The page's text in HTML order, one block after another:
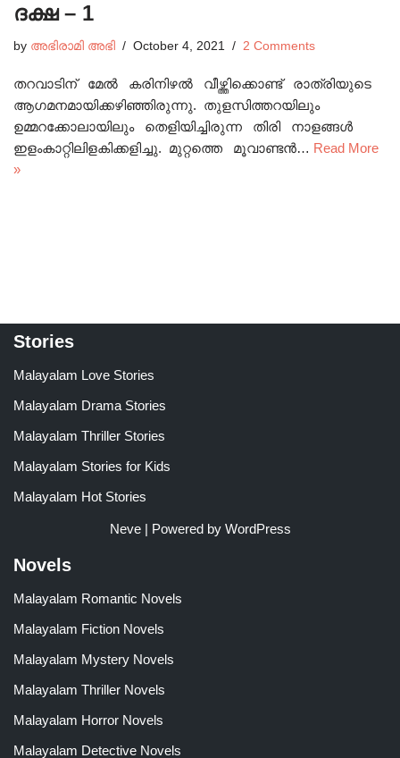
ദക്ഷ – 1
by അഭിരാമി അഭി October 4, 2021 2 Comments
തറവാടിന് മേൽ കരിനിഴൽ വീഴ്ത്തിക്കൊണ്ട് രാത്രിയുടെ
ആഗമനമായിക്കഴിഞ്ഞിരുന്നു. തുളസിത്തറയിലും
ഉമ്മറക്കോലായിലും തെളിയിച്ചിരുന്ന തിരി നാളങ്ങൾ
ഇളംകാറ്റിലിളകിക്കളിച്ചു. മുറ്റത്തെ മൂവാണ്ടൻ… Read More
»
Stories
Malayalam Love Stories
Malayalam Drama Stories
Malayalam Thriller Stories
Malayalam Stories for Kids
Malayalam Hot Stories
Neve| Powered by WordPress
Novels
Malayalam Romantic Novels
Malayalam Fiction Novels
Malayalam Mystery Novels
Malayalam Thriller Novels
Malayalam Horror Novels
Malayalam Detective Novels